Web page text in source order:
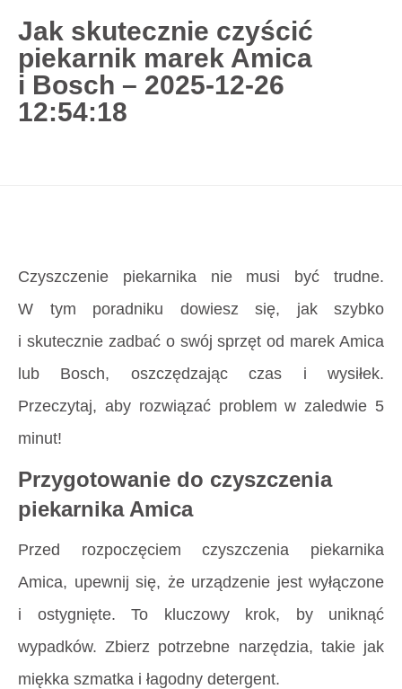
727 775 478
blisco.pl › Poradnik
piekarnik marek Amica i Bosch – 2025-12-26
Jak skutecznie czyścić
piekarnik marek Amica
i Bosch – 2025-12-26
12:54:18
Czyszczenie piekarnika nie musi być trudne.
W tym poradniku dowiesz się, jak szybko
i skutecznie zadbać o swój sprzęt od marek Amica
lub Bosch, oszczędzając czas i wysiłek.
Przeczytaj, aby rozwiązać problem w zaledwie 5
minut!
Przygotowanie do czyszczenia
piekarnika Amica
Przed rozpoczęciem czyszczenia piekarnika
Amica, upewnij się, że urządzenie jest wyłączone
i ostygnięte. To kluczowy krok, by uniknąć
wypadków. Zbierz potrzebne narzędzia, takie jak
miękka szmatka i łagodny detergent.